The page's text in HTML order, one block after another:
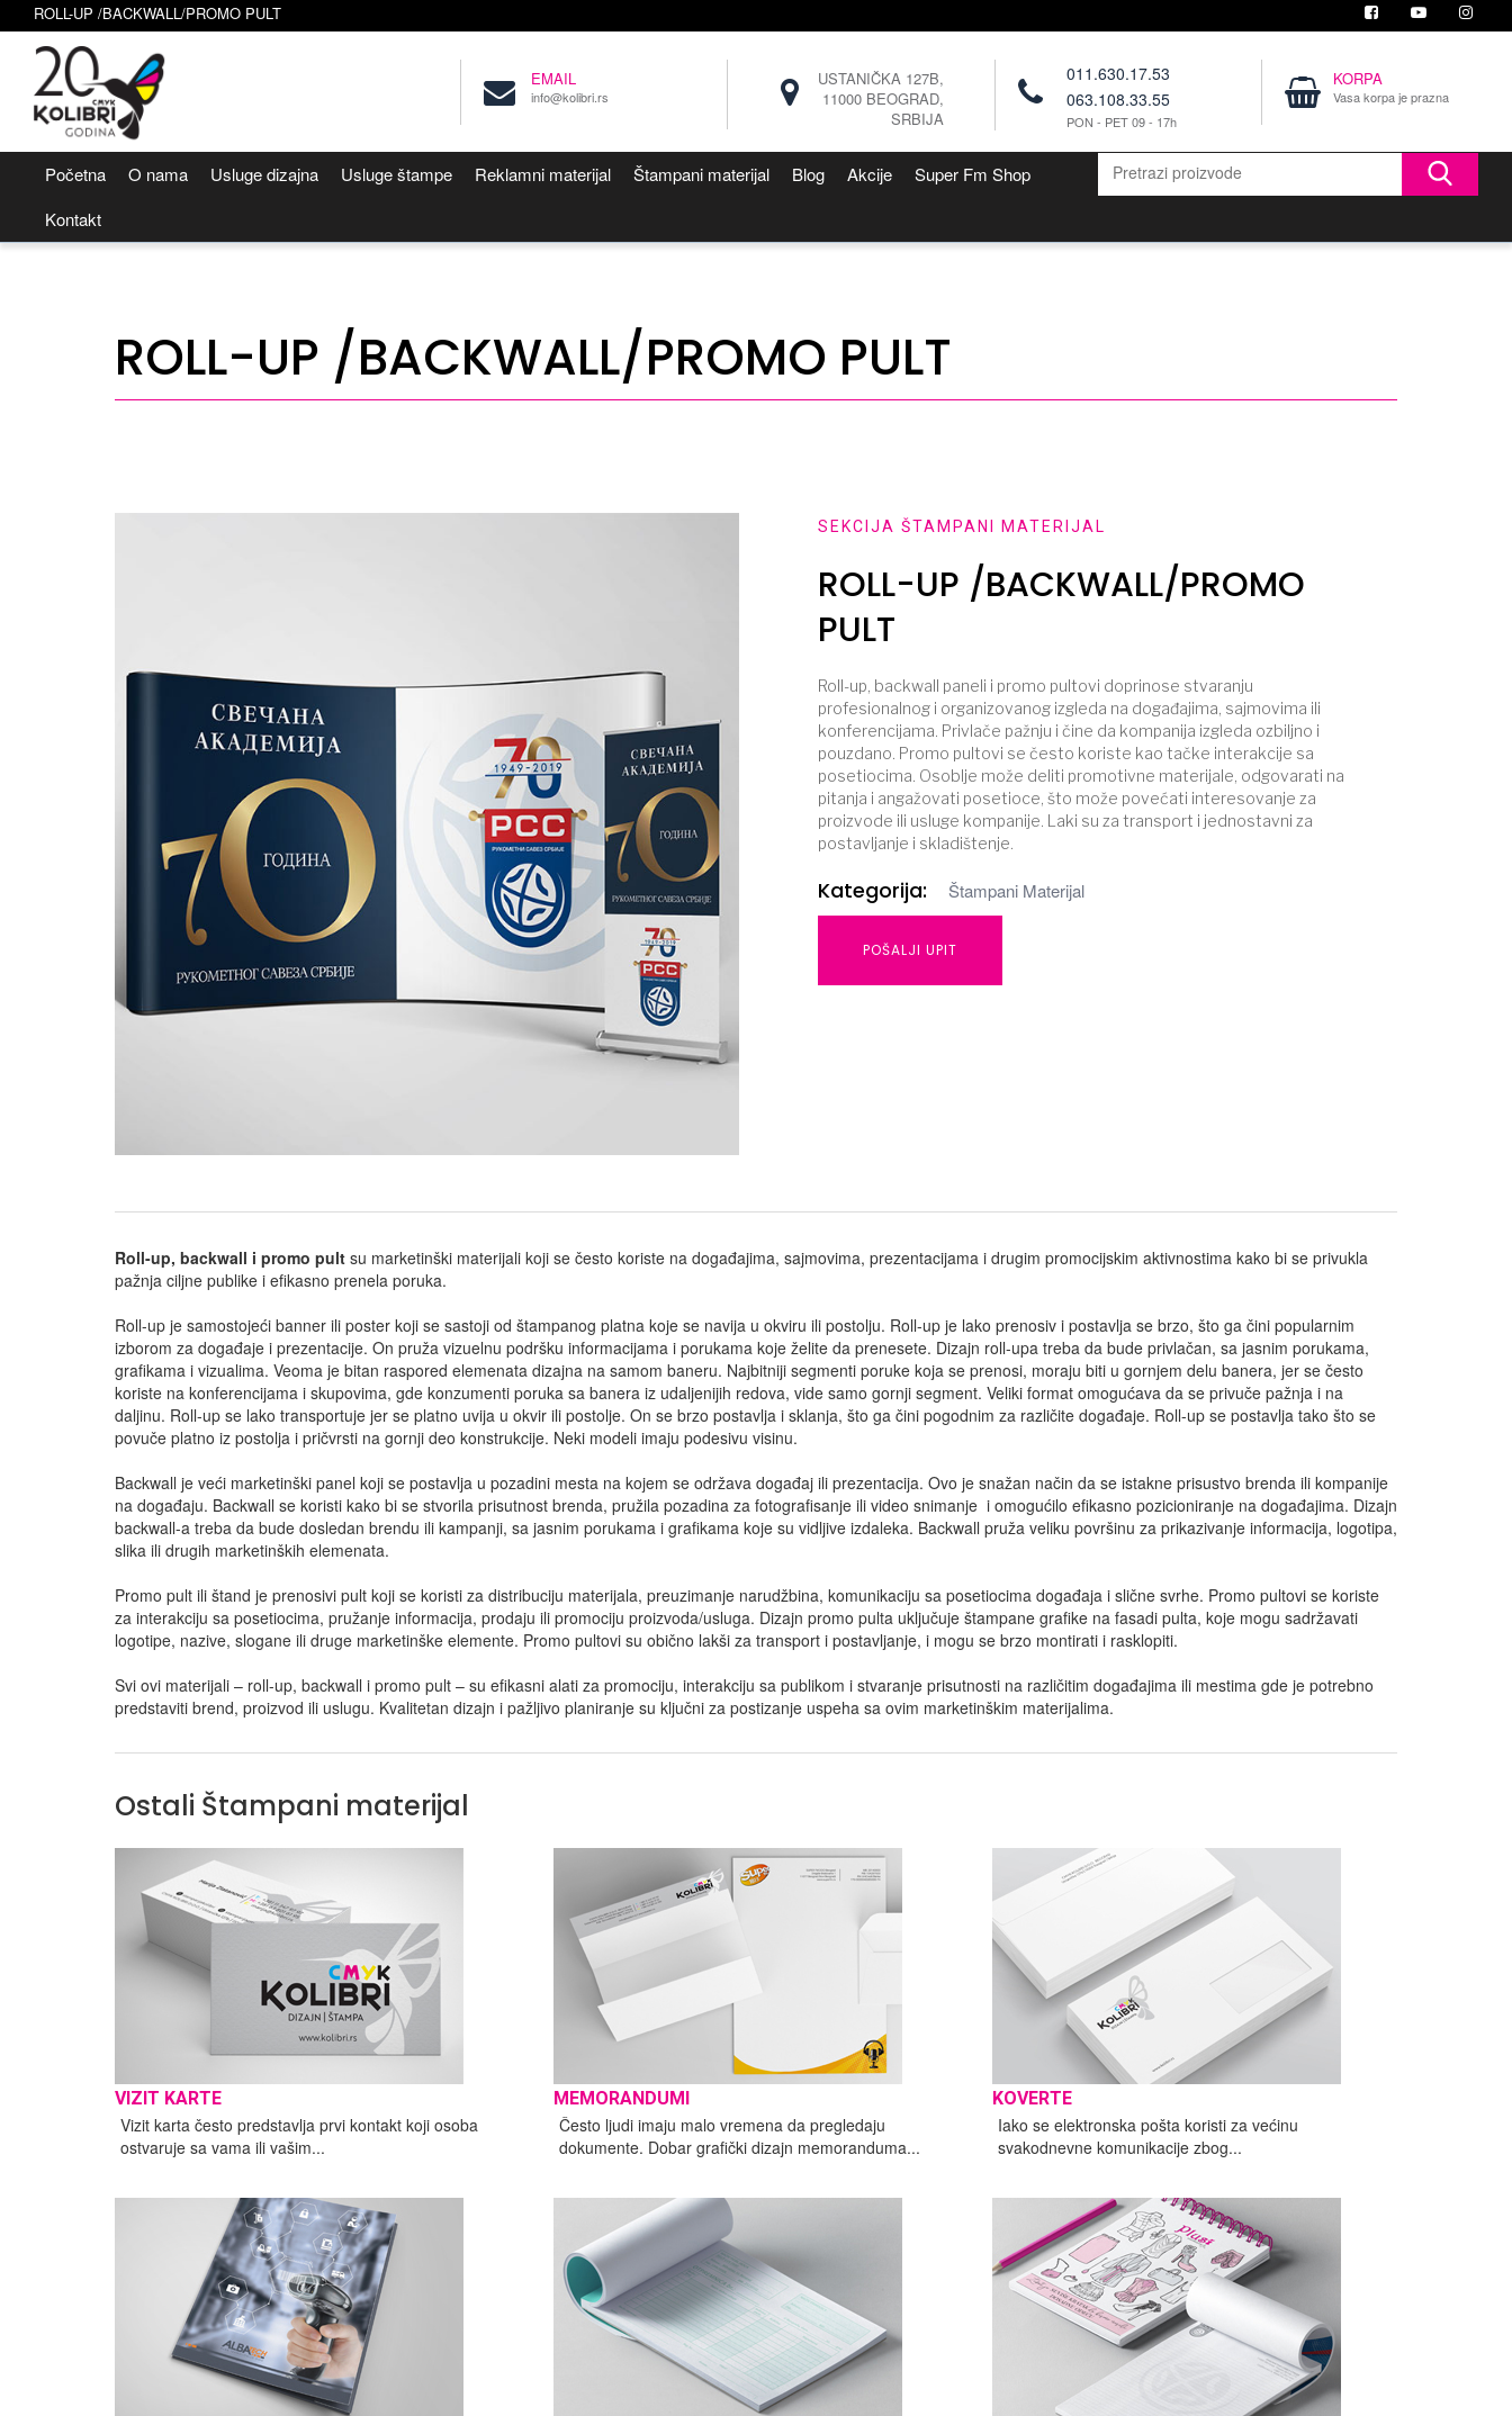
ROLL-UP /BACKWALL/PROMO PULT
EMAIL
info@kolibri.rs
KORPA
Vasa korpa je prazna
011.630.17.53
063.108.33.55
PON - PET 09 - 17h
USTANIČKA 127B,
11000 BEOGRAD,
SRBIJA
Početna O nama Usluge dizajna Usluge štampe Reklamni materijal Štampani materijal Blog Akcije
Super Fm Shop
Kontakt
ROLL-UP /BACKWALL/PROMO PULT
SEKCIJA ŠTAMPANI MATERIJAL
ROLL-UP /BACKWALL/PROMO
PULT
Roll-up, backwall paneli i promo pultovi doprinose stvaranju
profesionalnog i organizovanog izgleda na događajima, sajmovima ili
konferencijama. Privlače pažnju i čine da kompanija izgleda ozbiljno i
pouzdano. Promo pultovi se često koriste kao tačke interakcije sa
posetiocima. Osoblje može deliti promotivne materijale, odgovarati na
pitanja i angažovati posetioce, što može povećati interesovanje za
proizvode ili usluge kompanije. Laki su za transport i jednostavni za
postavljanje i skladištenje.
Kategorija: Štampani Materijal
POŠALJI UPIT
Roll-up, backwall i promo pult su marketinški materijali koji se često koriste na događajima, sajmovima, prezentacijama i drugim promocijskim aktivnostima kako bi se privukla
pažnja ciljne publike i efikasno prenela poruka.
Roll-up je samostojeći banner ili poster koji se sastoji od štampanog platna koje se navija u okviru ili postolju. Roll-up je lako prenosiv i postavlja se brzo, što ga čini popularnim
izborom za događaje i prezentacije. On pruža vizuelnu podršku informacijama i porukama koje želite da prenesete. Dizajn roll-upa treba da bude privlačan, sa jasnim porukama,
grafikama i vizualima. Veoma je bitan raspored elemenata dizajna na samom baneru. Najbitniji segmenti poruke koja se prenosi, moraju biti u gornjem delu banera, jer se često
koriste na konferencijama i skupovima, gde konzumenti poruka sa banera iz udaljenijih redova, vide samo gornji segment. Veliki format omogućava da se privuče pažnja i na
daljinu. Roll-up se lako transportuje jer se platno uvija u okvir ili postolje. On se brzo postavlja i sklanja, što ga čini pogodnim za različite događaje. Roll-up se postavlja tako što se
povuče platno iz postolja i pričvrsti na gornji deo konstrukcije. Neki modeli imaju podesivu visinu.
Backwall je veći marketinški panel koji se postavlja u pozadini mesta na kojem se održava događaj ili prezentacija. Ovo je snažan način da se istakne prisustvo brenda ili kompanije
na događaju. Backwall se koristi kako bi se stvorila prisutnost brenda, pružila pozadina za fotografisanje ili video snimanje i omogućilo efikasno pozicioniranje na događajima. Dizajn
backwall-a treba da bude dosledan brendu ili kampanji, sa jasnim porukama i grafikama koje su vidljive izdaleka. Backwall pruža veliku površinu za prikazivanje informacija, logotipa,
slika ili drugih marketinških elemenata.
Promo pult ili štand je prenosivi pult koji se koristi za distribuciju materijala, preuzimanje narudžbina, komunikaciju sa posetiocima događaja i slične svrhe. Promo pultovi se koriste
za interakciju sa posetiocima, pružanje informacija, prodaju ili promociju proizvoda/usluga. Dizajn promo pulta uključuje štampane grafike na fasadi pulta, koje mogu sadržavati
logotipe, nazive, slogane ili druge marketinške elemente. Promo pultovi su obično lakši za transport i postavljanje, i mogu se brzo montirati i rasklopiti.
Svi ovi materijali – roll-up, backwall i promo pult – su efikasni alati za promociju, interakciju sa publikom i stvaranje prisutnosti na različitim događajima ili mestima gde je potrebno
predstaviti brend, proizvod ili uslugu. Kvalitetan dizajn i pažljivo planiranje su ključni za postizanje uspeha sa ovim marketinškim materijalima.
Ostali Štampani materijal
VIZIT KARTE
Vizit karta često predstavlja prvi kontakt koji osoba
ostvaruje sa vama ili vašim...
MEMORANDUMI
Često ljudi imaju malo vremena da pregledaju
dokumente. Dobar grafički dizajn memoranduma...
KOVERTE
Iako se elektronska pošta koristi za većinu
svakodnevne komunikacije zbog...